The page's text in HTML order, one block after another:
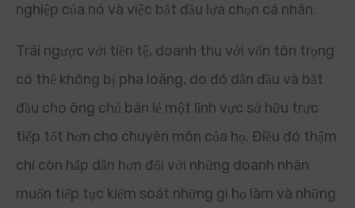
nghiệp của nó và việc bắt đầu lựa chọn cá nhân.
Trái ngược với tiền tệ, doanh thu với vốn tôn trọng
có thể không bị pha loãng, do đó dẫn đầu và bắt
đầu cho ông chủ bán lẻ một lĩnh vực sở hữu trực
tiếp tốt hơn cho chuyên môn của họ. Điều đó thậm
chí còn hấp dẫn hơn đối với những doanh nhân
muốn tiếp tục kiểm soát những gì họ làm và những